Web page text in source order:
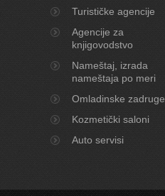
Turističke agencije
Agencije za
knjigovodstvo
Nameštaj, izrada
nameštaja po meri
Omladinske zadruge
Kozmetički saloni
Auto servisi